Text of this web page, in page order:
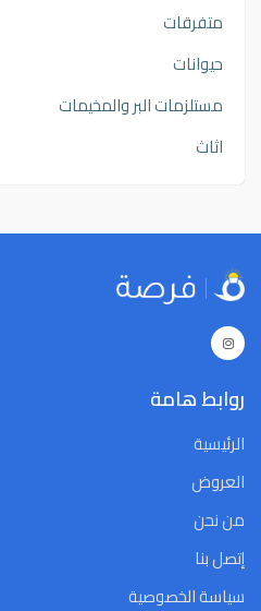
متفرقات
حيوانات
مستلزمات البر والمخيمات
اثاث
روابط هامة
الرئيسية
العروض
من نحن
إتصل بنا
سياسة الخصوصية